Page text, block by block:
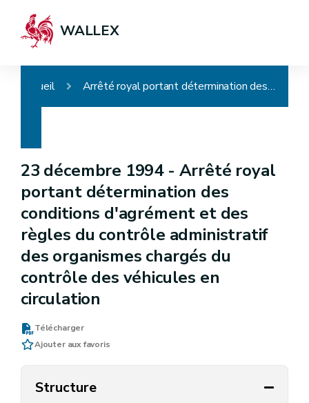
WALLEX
Accueil Arrêté royal portant détermination des conditions d'agrément et des règles du contrôle administratif des organismes chargés du contrôle des véhicules en circulation
23 décembre 1994 - Arrêté royal
portant détermination des
conditions d'agrément et des
règles du contrôle administratif
des organismes chargés du
contrôle des véhicules en
circulation
Télécharger
Ajouter aux favoris
Structure